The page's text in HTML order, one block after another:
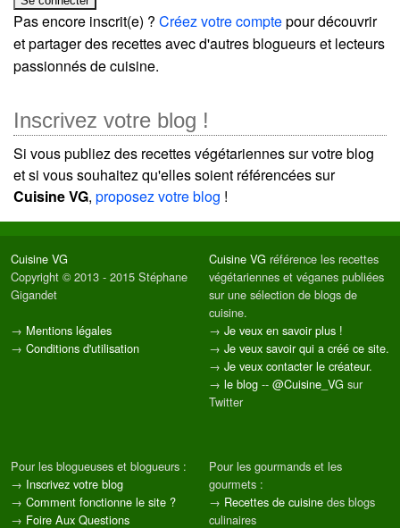
Pas encore inscrit(e) ? Créez votre comptepour découvrir
et partager des recettes avec d'autres blogueurs et lecteurs
passionnés de cuisine.
Inscrivez votre blog !
Si vous publiez des recettes végétariennes sur votre blog
et si vous souhaitez qu'elles soient référencées sur
Cuisine VG, proposez votre blog !
Cuisine VG
Copyright © 2013 - 2015 Stéphane
Gigandet
→ Mentions légales
→ Conditions d'utilisation
Cuisine VG référence les recettes
végétariennes et véganes publiées
sur une sélection de blogs de
cuisine.
→ Je veux en savoir plus !
→ Je veux savoir qui a créé ce site.
→ Je veux contacter le créateur.
→ le blog -- @Cuisine_VG sur
Twitter
Pour les blogueuses et blogueurs :
→ Inscrivez votre blog
→ Comment fonctionne le site ?
→ Foire Aux Questions
Pour les gourmands et les
gourmets :
→ Recettes de cuisine des blogs
culinaires